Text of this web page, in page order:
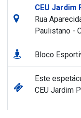
CEU Jardim
Rua
Paulistano -
Bloco
Este
CEU Jardim